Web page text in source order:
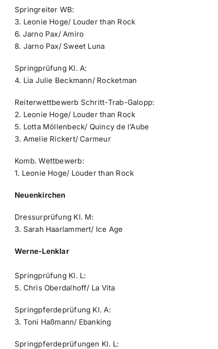
Springreiter WB:
3. Leonie Hoge/ Louder than Rock
6. Jarno Pax/ Amiro
8. Jarno Pax/ Sweet Luna
Springprüfung Kl. A:
4. Lia Julie Beckmann/ Rocketman
Reiterwettbewerb Schritt-Trab-Galopp:
2. Leonie Hoge/ Louder than Rock
5. Lotta Möllenbeck/ Quincy de l’Aube
3. Amelie Rickert/ Carmeur
Komb. Wettbewerb:
1. Leonie Hoge/ Louder than Rock
Neuenkirchen
Dressurprüfung Kl. M:
3. Sarah Haarlammert/ Ice Age
Werne-Lenklar
Springprüfung Kl. L:
5. Chris Oberdalhoff/ La Vita
Springpferdeprüfung Kl. A:
3. Toni Haßmann/ Ebanking
Springpferdeprüfungen Kl. L: